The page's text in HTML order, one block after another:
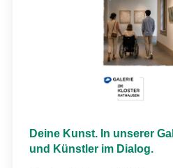
Deine Kunst. In unserer
und Künstler im Dialog.